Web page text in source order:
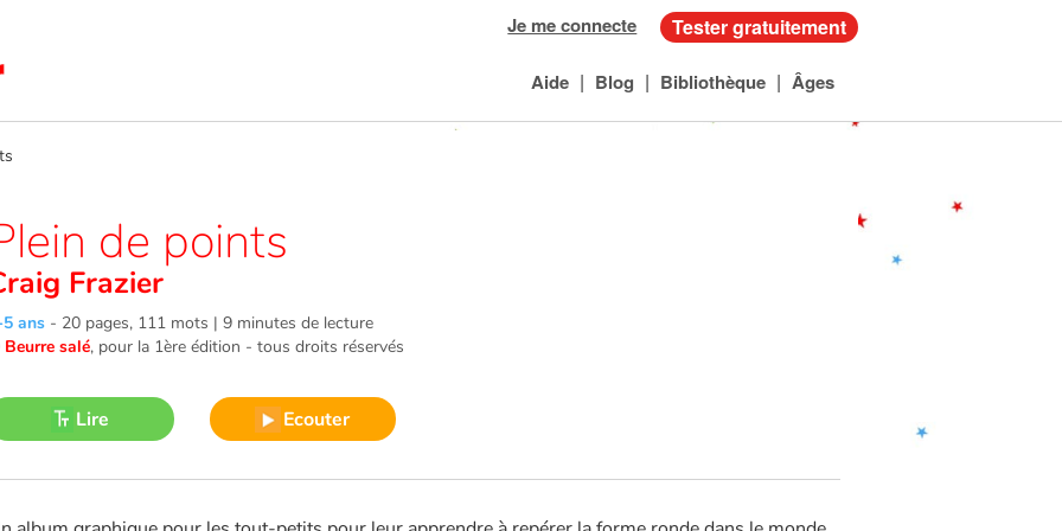
Je me connecte Tester gratuitement
Aide | Blog | Bibliothèque | Âges
de points
Frazier
ans - 20 pages, 111 mots | 9 minutes de lecture
Beurre salé, pour la 1ère édition - tous droits réservés
Lire Ecouter